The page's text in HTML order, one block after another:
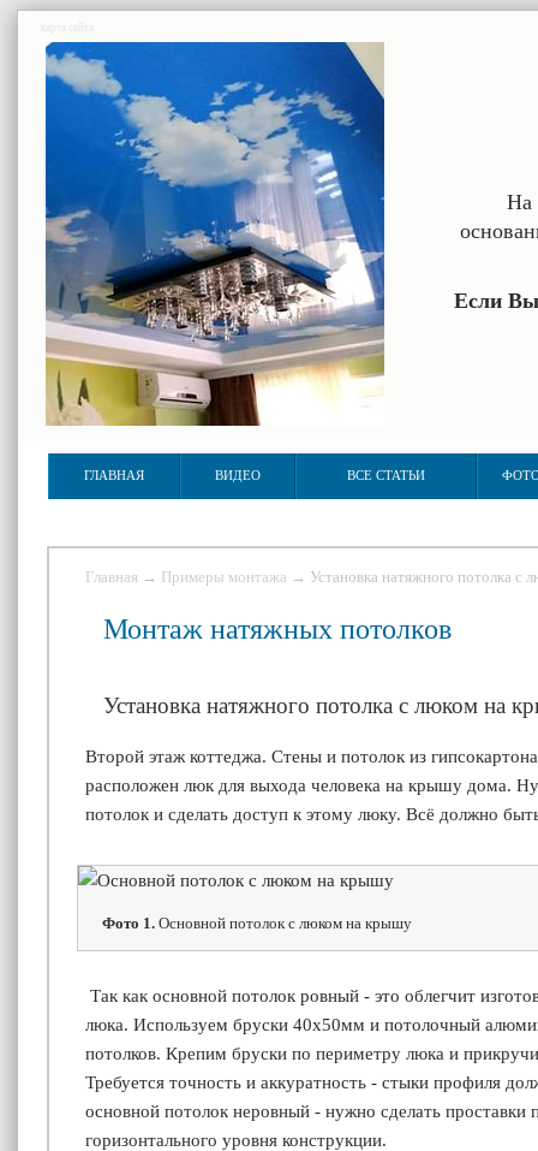
карта сайта
На
Если Вы
ГЛАВНАЯ ВИДЕО ВСЕ СТАТЬИ
Главная → Примеры монтажа → Установка натяжного потолка с
Монтаж натяжных потолков
Установка натяжного потолка с люком на
Второй этаж коттеджа. Стены и потолок из
расположен люк для выхода человека на крышу дома.
потолок и сделать доступ к этому люку. Всё должно
Фото 1. Основной потолок с люком на крышу
Так как основной потолок ровный - это облегчит
люка. Используем бруски 40х50мм и потолочный
потолков. Крепим бруски по периметру люка и
Требуется точность и аккуратность - стыки профиля
основной потолок неровный - нужно сделать
горизонтального уровня конструкции.